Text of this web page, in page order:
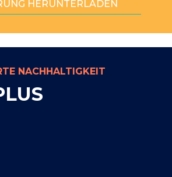
HERUNTERLADEN
NACHHALTIGKEIT